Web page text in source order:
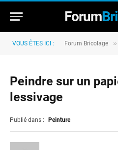
Forum
VOUS ÊTES ICI : Forum Bricolage »
Peindre sur un
lessivage
Publié dans : Peinture